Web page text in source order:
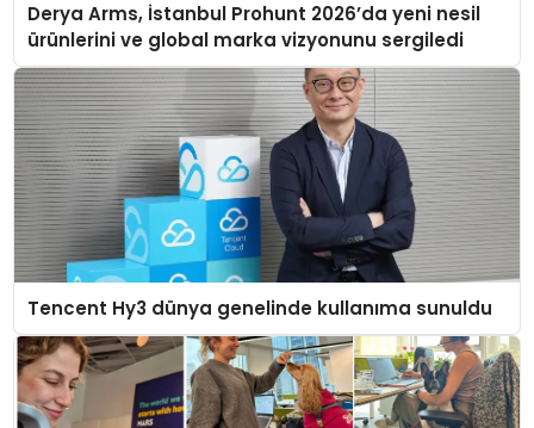
Derya Arms, İstanbul Prohunt 2026’da yeni nesil
ürünlerini ve global marka vizyonunu sergiledi
Tencent Hy3 dünya genelinde kullanıma sunuldu